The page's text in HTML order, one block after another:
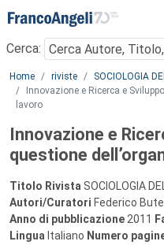
Menu
Cerca:
Main content
Home riviste SOCIOLOGIA
Innovazione e Ricerca e
lavoro
Innovazione e
questione
Titolo Rivista SOCIOLOGIA
Autori/Curatori Federico
Anno di pubblicazione 2011
Lingua Italiano Numero